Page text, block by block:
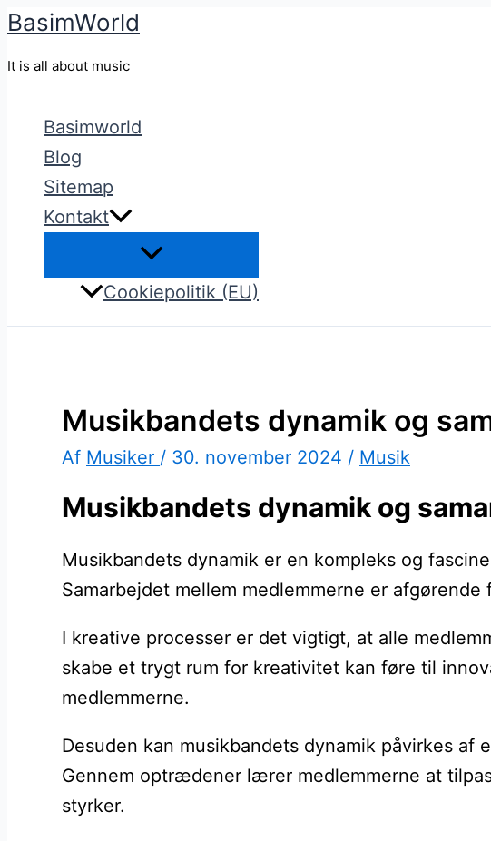
Gå
BasimWorld
It is all about music
Basimworld
Blog
Sitemap
Kontakt
Cookiepolitik (EU)
Musikbandets dynamik og
Af Musiker / 30. november 2024 / Musik
Musikbandets dynamik og
Musikbandets dynamik er en kompleks og
Samarbejdet mellem medlemmerne er
I kreative processer er det vigtigt, at alle
skabe et trygt rum for kreativitet kan føre til
medlemmerne.
Desuden kan musikbandets dynamik påvirkes
Gennem optrædener lærer medlemmerne at
styrker.